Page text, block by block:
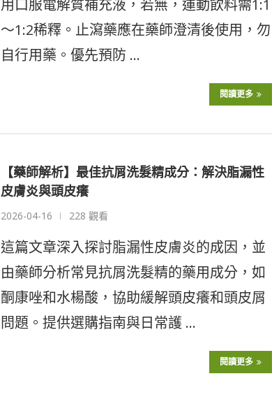
用口服電解質補充液，若無，運動飲料需1:1
～1:2稀釋。止瀉藥應在藥師澄清後使用，勿
自行用藥。優先預防 …
閱讀更多
【藥師解析】最佳抗屑洗髮精成分：解決脂漏性
皮膚炎與頭皮癢
2026-04-16 228 觀看
這篇文章深入探討脂漏性皮膚炎的成因，並
由藥師分析常見抗屑洗髮精的藥用成分，如
酮康唑和水楊酸，協助緩解頭皮癢和頭皮屑
問題。提供選購指南與日常護 …
閱讀更多